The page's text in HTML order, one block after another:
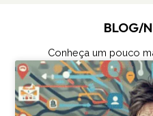
BLOG/
Conheça um pouco